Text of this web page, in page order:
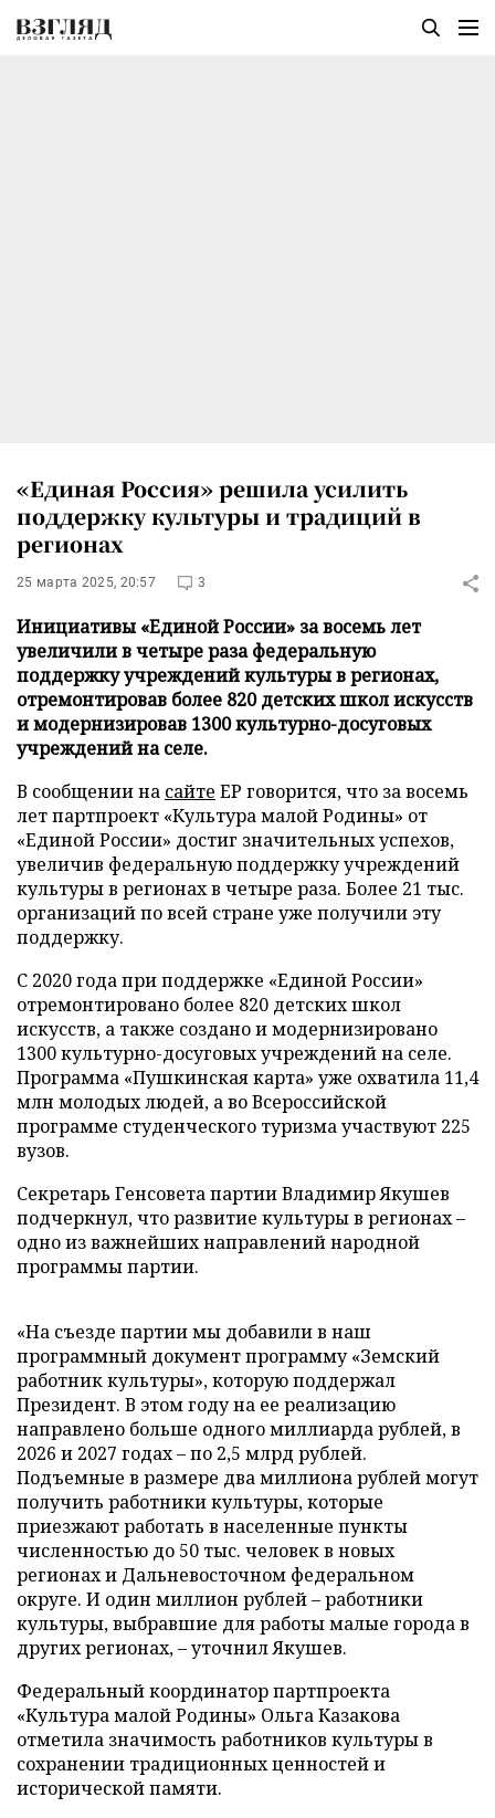
«Единая Россия» решила усилить
поддержку культуры и традиций в
регионах
25 марта 2025, 20:57 3
Инициативы «Единой России» за восемь лет
увеличили в четыре раза федеральную
поддержку учреждений культуры в регионах,
отремонтировав более 820 детских школ искусств
и модернизировав 1300 культурно-досуговых
учреждений на селе.
В сообщении на сайте ЕР говорится, что за восемь
лет партпроект «Культура малой Родины» от
«Единой России» достиг значительных успехов,
увеличив федеральную поддержку учреждений
культуры в регионах в четыре раза. Более 21 тыс.
организаций по всей стране уже получили эту
поддержку.
С 2020 года при поддержке «Единой России»
отремонтировано более 820 детских школ
искусств, а также создано и модернизировано
1300 культурно-досуговых учреждений на селе.
Программа «Пушкинская карта» уже охватила 11,4
млн молодых людей, а во Всероссийской
программе студенческого туризма участвуют 225
вузов.
Секретарь Генсовета партии Владимир Якушев
подчеркнул, что развитие культуры в регионах –
одно из важнейших направлений народной
программы партии.
«На съезде партии мы добавили в наш
программный документ программу «Земский
работник культуры», которую поддержал
Президент. В этом году на ее реализацию
направлено больше одного миллиарда рублей, в
2026 и 2027 годах – по 2,5 млрд рублей.
Подъемные в размере два миллиона рублей могут
получить работники культуры, которые
приезжают работать в населенные пункты
численностью до 50 тыс. человек в новых
регионах и Дальневосточном федеральном
округе. И один миллион рублей – работники
культуры, выбравшие для работы малые города в
других регионах, – уточнил Якушев.
Федеральный координатор партпроекта
«Культура малой Родины» Ольга Казакова
отметила значимость работников культуры в
сохранении традиционных ценностей и
исторической памяти.